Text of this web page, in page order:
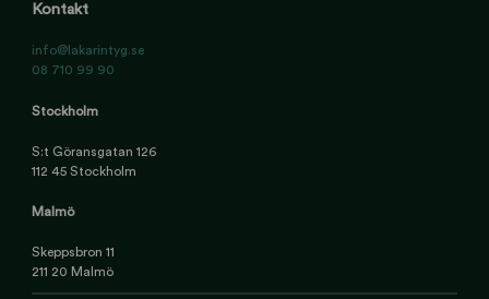
Kontakt
info@lakarintyg.se
08 710 99 90
Stockholm
S:t Göransgatan 126
112 45 Stockholm
Malmö
Skeppsbron 11
211 20 Malmö